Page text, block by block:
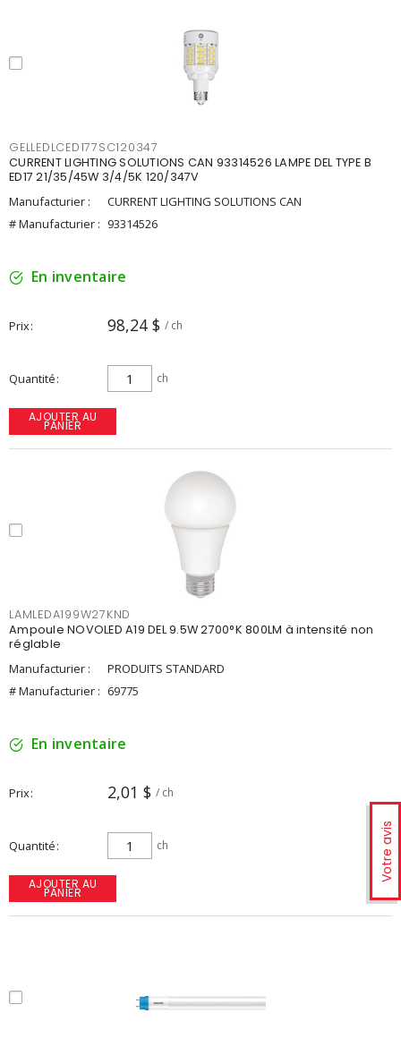
Votre avis
GELLEDLCED177SC120347
CURRENT LIGHTING SOLUTIONS CAN 93314526 LAMPE DEL TYPE B
ED17 21/35/45W 3/4/5K 120/347V
Manufacturier :
CURRENT LIGHTING SOLUTIONS CAN
# Manufacturier : 93314526
En inventaire
Prix 98,24 $ / ch
Quantité ch
AJOUTER AU
PANIER
LAMLEDA199W27KND
Ampoule NOVOLED A19 DEL 9.5W 2700°K 800LM à intensité non
réglable
Manufacturier :
PRODUITS STANDARD
# Manufacturier : 69775
En inventaire
Prix 2,01 $ / ch
Quantité ch
AJOUTER AU
PANIER